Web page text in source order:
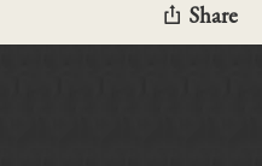
Share